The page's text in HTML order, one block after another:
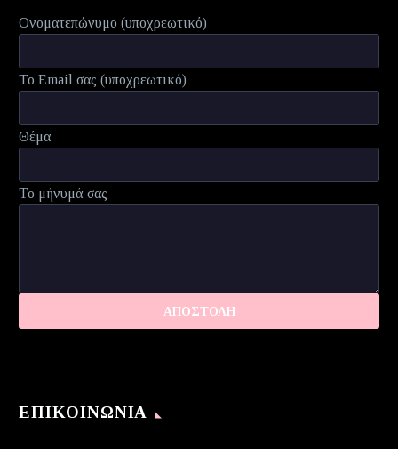
Ονοματεπώνυμο (υποχρεωτικό)
Το Email σας (υποχρεωτικό)
Θέμα
Το μήνυμά σας
ΕΠΙΚΟΙΝΩΝΊΑ